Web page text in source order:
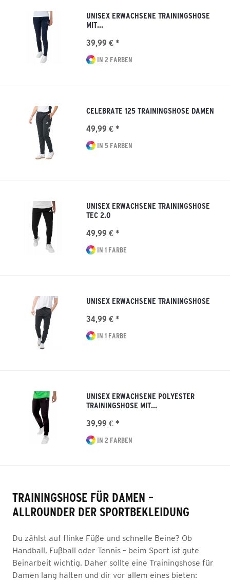
UNISEX ERWACHSENE TRAININGSHOSE
MIT...
39,99 € *
IN 2 FARBEN
CELEBRATE 125 TRAININGSHOSE DAMEN
49,99 € *
IN 5 FARBEN
UNISEX ERWACHSENE TRAININGSHOSE
TEC 2.0
49,99 € *
IN 1 FARBE
UNISEX ERWACHSENE TRAININGSHOSE
34,99 € *
IN 1 FARBE
UNISEX ERWACHSENE POLYESTER
TRAININGSHOSE MIT...
39,99 € *
IN 2 FARBEN
TRAININGSHOSE FÜR DAMEN –
ALLROUNDER DER SPORTBEKLEIDUNG
Du zählst auf flinke Füße und schnelle Beine? Ob
Handball, Fußball oder Tennis – beim Sport ist gute
Beinarbeit wichtig. Daher sollte eine Trainingshose für
Damen lang halten und dir vor allem eines bieten: